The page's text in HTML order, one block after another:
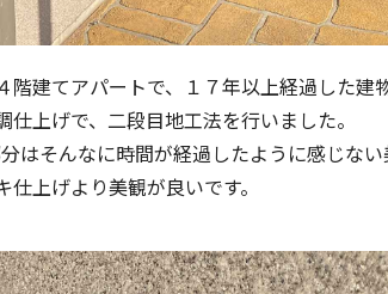
建てアパートで、１７年以上経過した建
上げで、二段目地工法を行いました。
はそんなに時間が経過したように感じな
上げより美観が良いです。